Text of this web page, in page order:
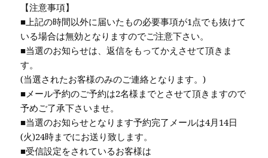
【注意事項】
■上記の時間以外に届いたもの必要事項が1点でも抜けて
いる場合は無効となりますのでご注意下さい。
■当選のお知らせは、返信をもってかえさせて頂きま
す。
(当選されたお客様のみのご連絡となります。)
■メール予約のご予約は2名様までとさせて頂きますので
予めご了承下さいませ。
■当選のお知らせとなります予約完了メールは4月14日
(火)24時までにお送り致します。
■受信設定をされているお客様は